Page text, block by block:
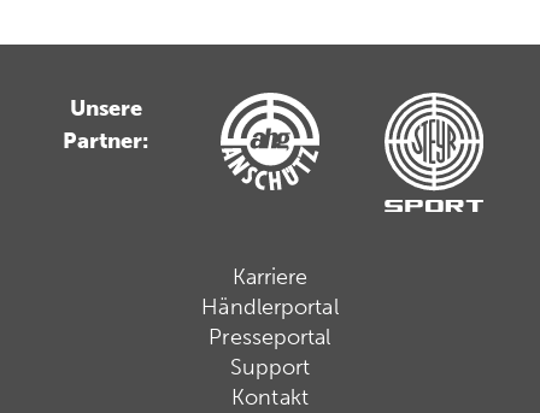
Unsere
Partner:
Karriere
Händlerportal
Presseportal
Support
Kontakt